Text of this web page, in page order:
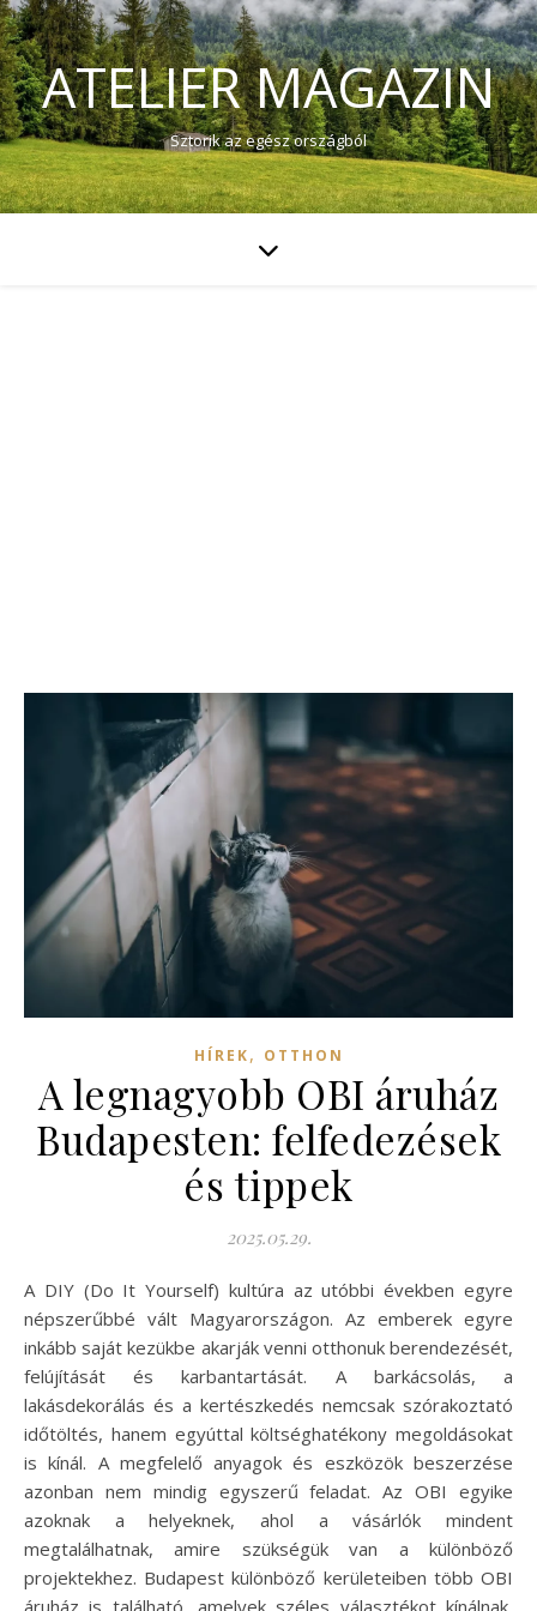
ATELIER MAGAZIN
Sztorik az egész országból
HÍREK, OTTHON
A legnagyobb OBI áruház
Budapesten: felfedezések
és tippek
2025.05.29.
A DIY (Do It Yourself) kultúra az utóbbi években egyre
népszerűbbé vált Magyarországon. Az emberek egyre
inkább saját kezükbe akarják venni otthonuk berendezését,
felújítását és karbantartását. A barkácsolás, a
lakásdekorálás és a kertészkedés nemcsak szórakoztató
időtöltés, hanem egyúttal költséghatékony megoldásokat
is kínál. A megfelelő anyagok és eszközök beszerzése
azonban nem mindig egyszerű feladat. Az OBI egyike
azoknak a helyeknek, ahol a vásárlók mindent
megtalálhatnak, amire szükségük van a különböző
projektekhez. Budapest különböző kerületeiben több OBI